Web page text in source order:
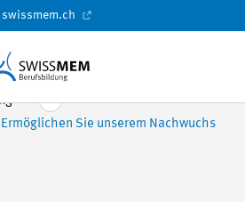
swissmem.ch
Sie unserem Nachwuchs